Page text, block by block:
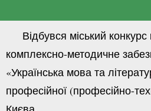
Відбувся міський конкурс
комплексно-методичне
«Українська мова та
професійної (професійно-